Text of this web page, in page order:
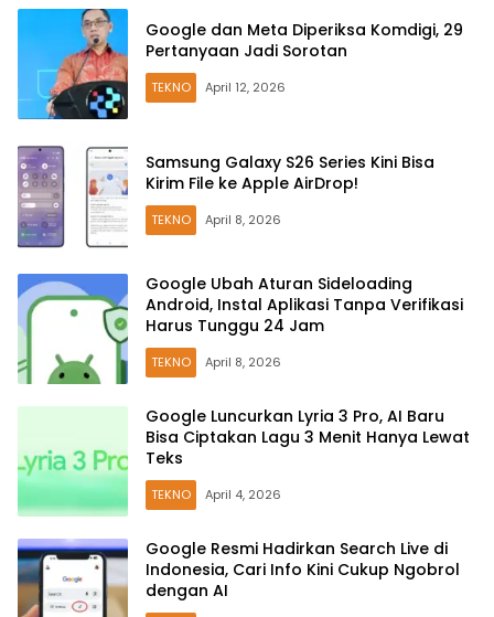
Google dan Meta Diperiksa Komdigi, 29
Pertanyaan Jadi Sorotan
TEKNO April 12, 2026
Samsung Galaxy S26 Series Kini Bisa
Kirim File ke Apple AirDrop!
TEKNO April 8, 2026
Google Ubah Aturan Sideloading
Android, Instal Aplikasi Tanpa Verifikasi
Harus Tunggu 24 Jam
TEKNO April 8, 2026
Google Luncurkan Lyria 3 Pro, AI Baru
Bisa Ciptakan Lagu 3 Menit Hanya Lewat
Teks
TEKNO April 4, 2026
Google Resmi Hadirkan Search Live di
Indonesia, Cari Info Kini Cukup Ngobrol
dengan AI